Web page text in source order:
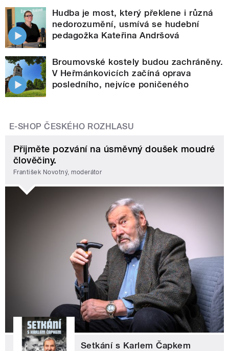
Hudba je most, který překlene i různá
nedorozumění, usmívá se hudební
pedagožka Kateřina Andršová
Broumovské kostely budou zachráněny.
V Heřmánkovicích začíná oprava
posledního, nejvíce poničeného
E-SHOP ČESKÉHO ROZHLASU
Přijměte pozvání na úsměvný doušek moudré
člověčiny.
František Novotný, moderátor
Setkání s Karlem Čapkem